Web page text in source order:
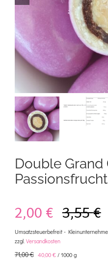
Mein Konto
Warenkorb
Double Grand
Passionsfrucht
3,55€
2,00€
Umsatzsteuerbefreit -
zzgl. Versandkosten
71,00€ 40,00 € / 1000 g